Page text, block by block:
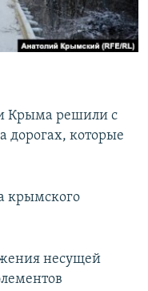
Крыма решили с
дорогах, которые
крымского
несущей